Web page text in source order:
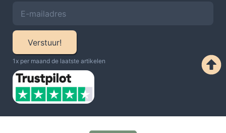
Verstuur!
1x per maand de laatste artikelen​